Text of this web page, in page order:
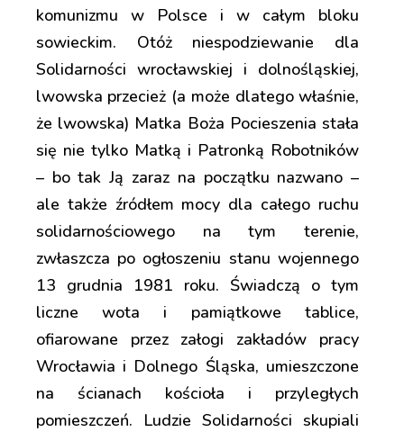
komunizmu w Polsce i w całym bloku
sowieckim. Otóż niespodziewanie dla
Solidarności wrocławskiej i dolnośląskiej,
lwowska przecież (a może dlatego właśnie,
że lwowska) Matka Boża Pocieszenia stała
się nie tylko Matką i Patronką Robotników
– bo tak Ją zaraz na początku nazwano –
ale także źródłem mocy dla całego ruchu
solidarnościowego na tym terenie,
zwłaszcza po ogłoszeniu stanu wojennego
13 grudnia 1981 roku. Świadczą o tym
liczne wota i pamiątkowe tablice,
ofiarowane przez załogi zakładów pracy
Wrocławia i Dolnego Śląska, umieszczone
na ścianach kościoła i przyległych
pomieszczeń. Ludzie Solidarności skupiali